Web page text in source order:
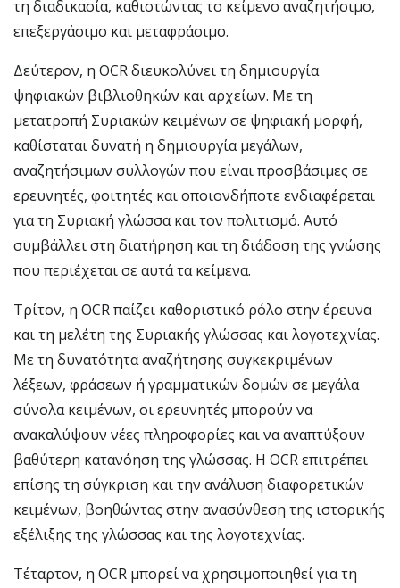
τη διαδικασία, καθιστώντας το κείμενο αναζητήσιμο,
επεξεργάσιμο και μεταφράσιμο.
Δεύτερον, η OCR διευκολύνει τη δημιουργία
ψηφιακών βιβλιοθηκών και αρχείων. Με τη
μετατροπή Συριακών κειμένων σε ψηφιακή μορφή,
καθίσταται δυνατή η δημιουργία μεγάλων,
αναζητήσιμων συλλογών που είναι προσβάσιμες σε
ερευνητές, φοιτητές και οποιονδήποτε ενδιαφέρεται
για τη Συριακή γλώσσα και τον πολιτισμό. Αυτό
συμβάλλει στη διατήρηση και τη διάδοση της γνώσης
που περιέχεται σε αυτά τα κείμενα.
Τρίτον, η OCR παίζει καθοριστικό ρόλο στην έρευνα
και τη μελέτη της Συριακής γλώσσας και λογοτεχνίας.
Με τη δυνατότητα αναζήτησης συγκεκριμένων
λέξεων, φράσεων ή γραμματικών δομών σε μεγάλα
σύνολα κειμένων, οι ερευνητές μπορούν να
ανακαλύψουν νέες πληροφορίες και να αναπτύξουν
βαθύτερη κατανόηση της γλώσσας. Η OCR επιτρέπει
επίσης τη σύγκριση και την ανάλυση διαφορετικών
κειμένων, βοηθώντας στην ανασύνθεση της ιστορικής
εξέλιξης της γλώσσας και της λογοτεχνίας.
Τέταρτον, η OCR μπορεί να χρησιμοποιηθεί για τη